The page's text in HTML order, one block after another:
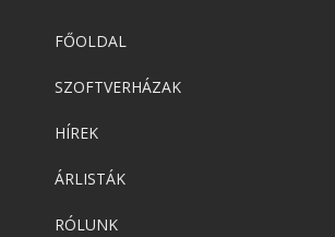
FŐOLDAL
SZOFTVERHÁZAK
HÍREK
ÁRLISTÁK
RÓLUNK